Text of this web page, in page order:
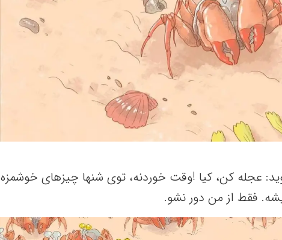
عجله‌ کن‌، کیا !وقت‌ خوردنه،‌ توی شنها چیزهای خوشمزه
فقط‌ از من‌ دور نشو.